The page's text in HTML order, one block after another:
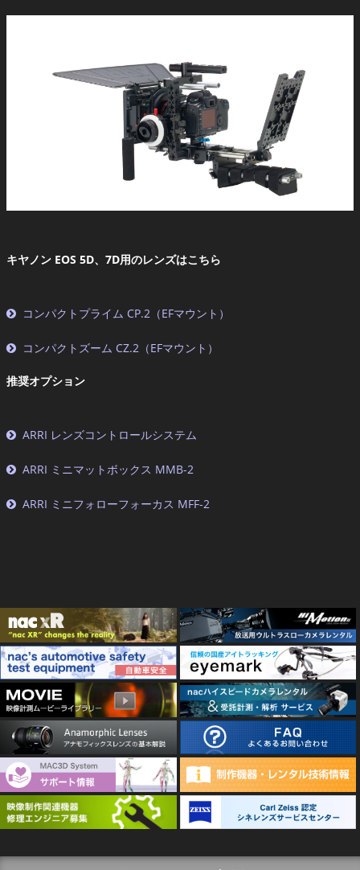
キヤノン EOS 5D、7D用のレンズはこちら
コンパクトプライム CP.2（EFマウント）
コンパクトズーム CZ.2（EFマウント）
推奨オプション
ARRI レンズコントロールシステム
ARRI ミニマットボックス MMB-2
ARRI ミニフォローフォーカス MFF-2